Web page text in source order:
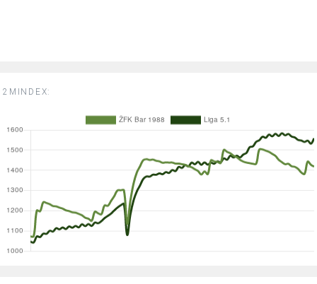
2MINDEX: